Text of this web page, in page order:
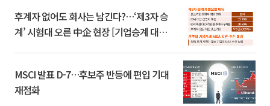
후계자 없어도 회사는 남긴다?…‘제3자 승
계’ 시험대 오른 中企 현장 [기업승계 대전
MSCI 발표 D-7…후보주 반등에 편입 기대
재점화